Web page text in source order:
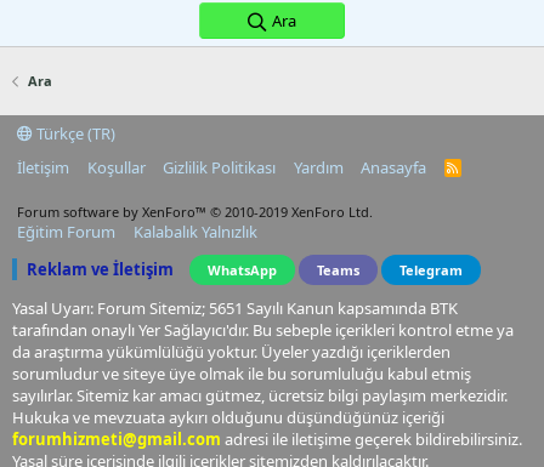
Ara
Ara
Türkçe (TR)
İletişim
Koşullar Gizlilik Politikası Yardım Anasayfa
R
Forum software by XenForo™ © 2010-2019 XenForo Ltd.
Eğitim Forum
Kalabalık Yalnızlık
Reklam ve İletişim
WhatsApp Teams Telegram
Yasal Uyarı: Forum Sitemiz; 5651 Sayılı Kanun kapsamında BTK
tarafından onaylı Yer Sağlayıcı'dır. Bu sebeple içerikleri kontrol etme ya
da araştırma yükümlülüğü yoktur. Üyeler yazdığı içeriklerden
sorumludur ve siteye üye olmak ile bu sorumluluğu kabul etmiş
sayılırlar. Sitemiz kar amacı gütmez, ücretsiz bilgi paylaşım merkezidir.
Hukuka ve mevzuata aykırı olduğunu düşündüğünüz içeriği
forumhizmeti@gmail.com adresi ile iletişime geçerek bildirebilirsiniz.
Yasal süre içerisinde ilgili içerikler sitemizden kaldırılacaktır.